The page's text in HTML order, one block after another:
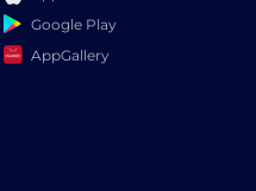
Google Play
AppGallery